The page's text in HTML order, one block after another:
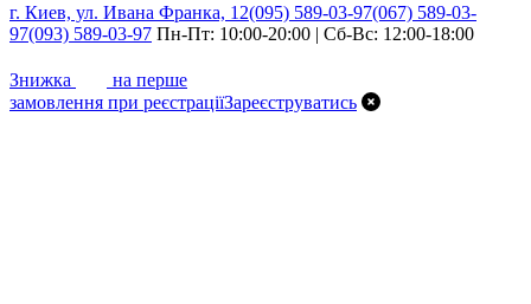
г. Киев, ул. Ивана Франка, 12(095) 589-03-97(067) 589-03-
97(093) 589-03-97 Пн-Пт: 10:00-20:00 | Сб-Вс: 12:00-18:00
Знижка
на перше
замовлення при реєстраціїЗареєструватись